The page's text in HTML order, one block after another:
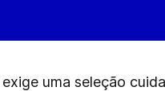
uma seleção